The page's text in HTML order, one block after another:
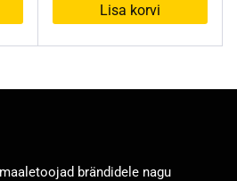
Lisa korvi
brändidele nagu